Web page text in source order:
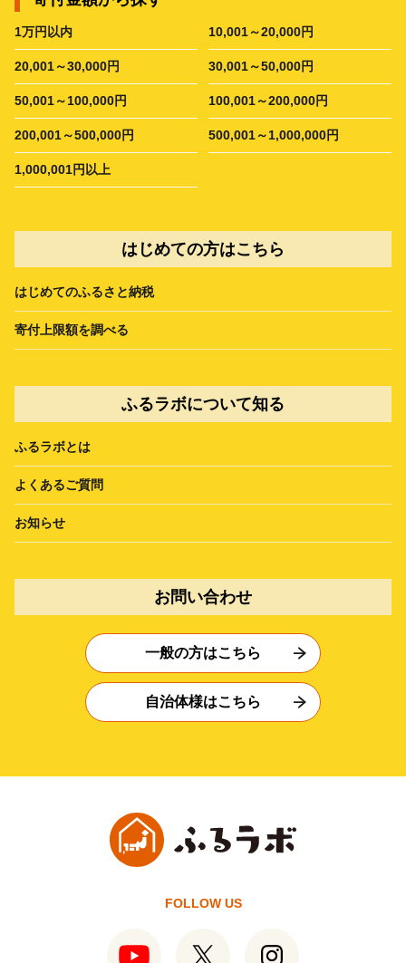
1万円以内 10,001～20,000円
20,001～30,000円 30,001～50,000円
50,001～100,000円 100,001～200,000円
200,001～500,000円 500,001～1,000,000円
1,000,001円以上
はじめての方はこちら
はじめてのふるさと納税
寄付上限額を調べる
ふるラボについて知る
ふるラボとは
よくあるご質問
お知らせ
お問い合わせ
一般の方はこちら
自治体様はこちら
FOLLOW US